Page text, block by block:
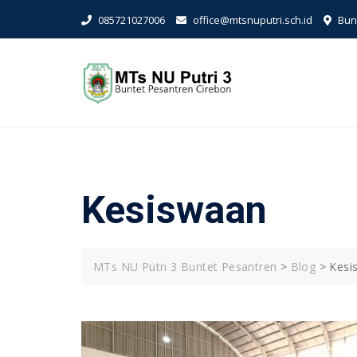
085721027006 office@mtsnuputri.sch.id
Kesiswaan
MTs NU Putri 3 Buntet Pesantren > Blog >